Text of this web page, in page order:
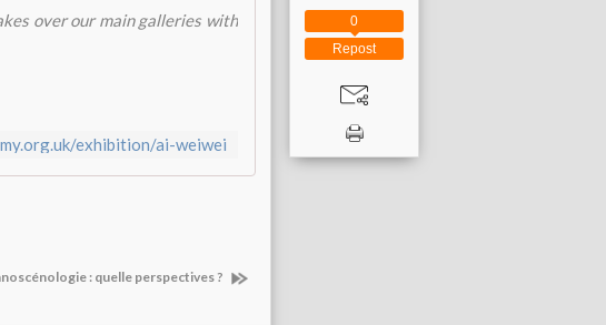
over our main galleries with
exhibition/ai-weiwei
: quelle perspectives ?
Repost
0